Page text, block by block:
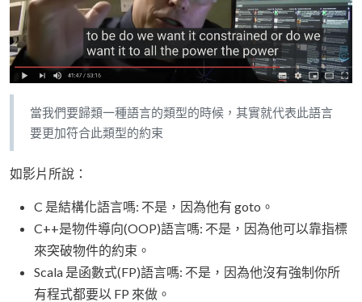
當我們要歸類一種語言的類型的時候，其實就代表此語言
要更加符合此類型的約束
如影片所說：
C 是結構化語言嗎: 不是，因為他有 goto。
C++是物件導向(OOP)語言嗎: 不是，因為他可以靠指標
來突破物件的約束。
Scala 是函數式(FP)語言嗎: 不是，因為他沒有強制你所
有程式都要以 FP 來做。